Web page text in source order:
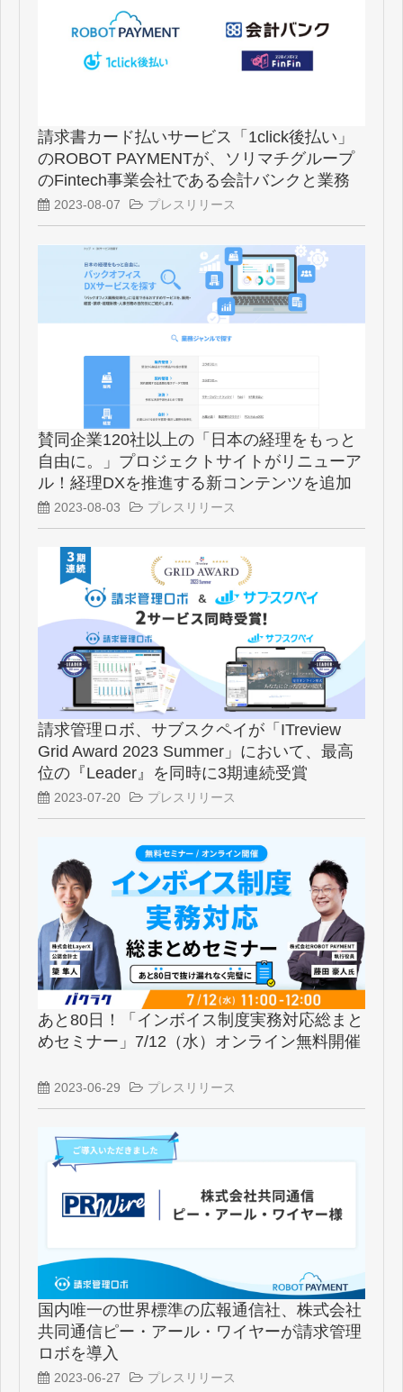
請求書カード払いサービス「1click後払い」
のROBOT PAYMENTが、ソリマチグループ
のFintech事業会社である会計バンクと業務
提携2023-08-07 プレスリリース
賛同企業120社以上の「日本の経理をもっと
自由に。」プロジェクトサイトがリニューア
ル！経理DXを推進する新コンテンツを追加
2023-08-03 プレスリリース
請求管理ロボ、サブスクペイが「ITreview
Grid Award 2023 Summer」において、最高
位の『Leader』を同時に3期連続受賞
2023-07-20 プレスリリース
あと80日！「インボイス制度実務対応総まと
めセミナー」7/12（水）オンライン無料開催
2023-06-29 プレスリリース
国内唯一の世界標準の広報通信社、株式会社
共同通信ピー・アール・ワイヤーが請求管理
ロボを導入
2023-06-27 プレスリリース